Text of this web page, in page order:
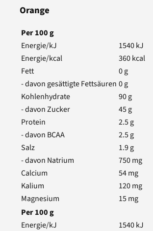
Orange
Per100g
Energie/kJ
1540kJ
Energie/kcal
360kcal
Fett
0g
- davon gesättigte Fettsäuren 0g
Kohlenhydrate
90g
- davon Zucker
45g
Protein
2.5g
- davon BCAA
2.5g
Salz
1.9g
- davon Natrium
750mg
Calcium
54mg
Kalium
120mg
Magnesium
15mg
Per100g
Energie/kJ
1540kJ